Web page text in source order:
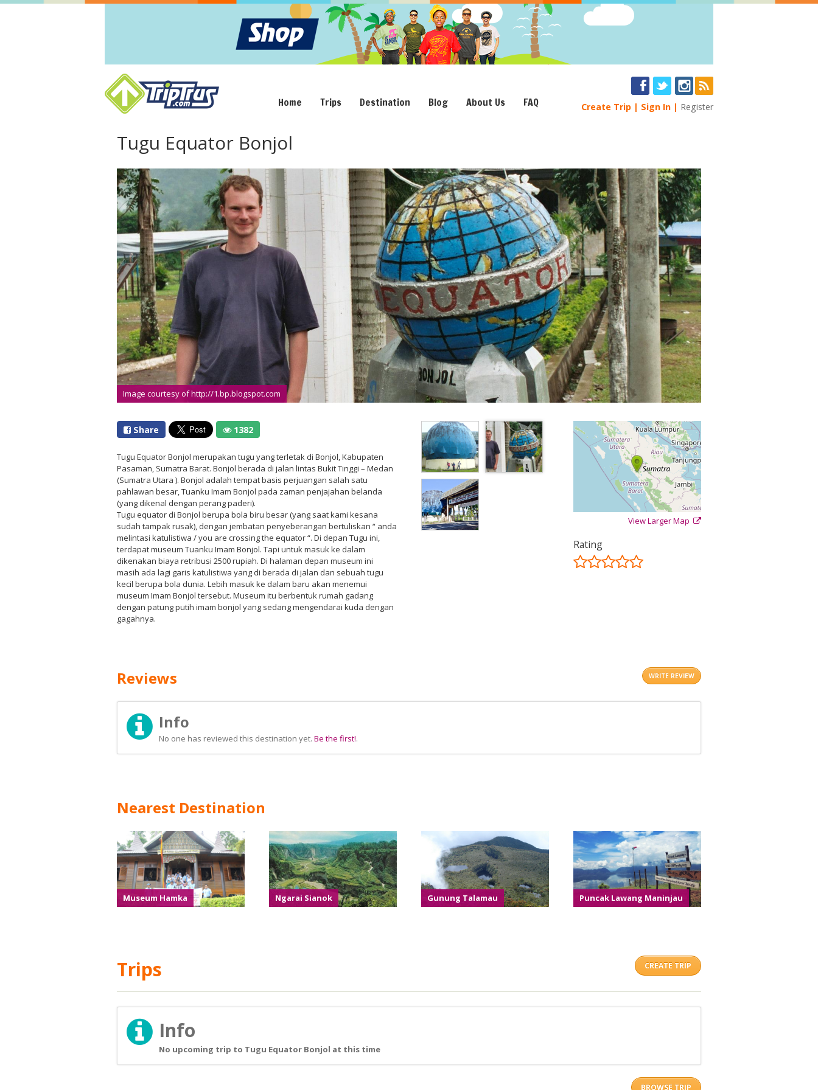
Home Trips Destination Blog About Us FAQ Create Trip Sign In Register
Tugu Equator Bonjol
Image courtesy of http://1.bp.blogspot.com
Share 1382
Tugu Equator Bonjol merupakan tugu yang terletak di Bonjol, Kabupaten
Pasaman, Sumatra Barat. Bonjol berada di jalan lintas Bukit Tinggi – Medan
(Sumatra Utara ). Bonjol adalah tempat basis perjuangan salah satu
pahlawan besar, Tuanku Imam Bonjol pada zaman penjajahan belanda
(yang dikenal dengan perang paderi).
Tugu equator di Bonjol berupa bola biru besar (yang saat kami kesana
sudah tampak rusak), dengan jembatan penyeberangan bertuliskan “ anda
melintasi katulistiwa / you are crossing the equator “. Di depan Tugu ini,
terdapat museum Tuanku Imam Bonjol. Tapi untuk masuk ke dalam
dikenakan biaya retribusi 2500 rupiah. Di halaman depan museum ini
masih ada lagi garis katulistiwa yang di berada di jalan dan sebuah tugu
kecil berupa bola dunia. Lebih masuk ke dalam baru akan menemui
museum Imam Bonjol tersebut. Museum itu berbentuk rumah gadang
dengan patung putih imam bonjol yang sedang mengendarai kuda dengan
gagahnya.
View Larger Map
Rating
WRITE REVIEW
Reviews
Info
No one has reviewed this destination yet. Be the first!.
Nearest Destination
Museum Hamka Ngarai Sianok Gunung Talamau Puncak Lawang Maninjau
Trips CREATE TRIP
Info
No upcoming trip to Tugu Equator Bonjol at this time
BROWSE TRIP